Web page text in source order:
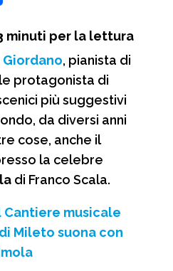
n
d
i
d
i
minuti per la lettura
, pianista di
protagonista di
più suggestivi
da diversi anni
cose, anche il
la celebre
di Franco Scala.
Cantiere musicale
Mileto suona con